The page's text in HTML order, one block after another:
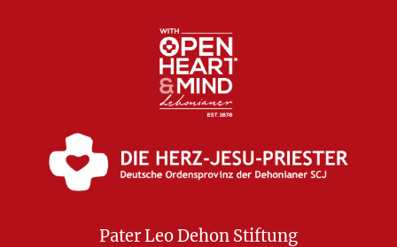
Pater Leo Dehon Stiftung